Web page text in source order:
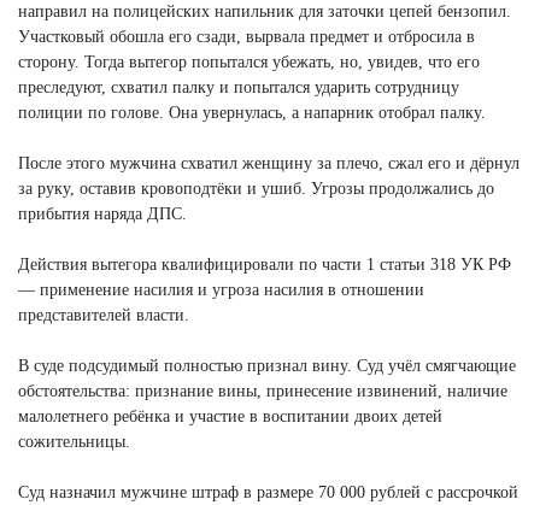
направил на полицейских напильник для заточки цепей бензопил.
Участковый обошла его сзади, вырвала предмет и отбросила в
сторону. Тогда вытегор попытался убежать, но, увидев, что его
преследуют, схватил палку и попытался ударить сотрудницу
полиции по голове. Она увернулась, а напарник отобрал палку.
После этого мужчина схватил женщину за плечо, сжал его и дёрнул
за руку, оставив кровоподтёки и ушиб. Угрозы продолжались до
прибытия наряда ДПС.
Действия вытегора квалифицировали по части 1 статьи 318 УК РФ
— применение насилия и угроза насилия в отношении
представителей власти.
В суде подсудимый полностью признал вину. Суд учёл смягчающие
обстоятельства: признание вины, принесение извинений, наличие
малолетнего ребёнка и участие в воспитании двоих детей
сожительницы.
Суд назначил мужчине штраф в размере 70 000 рублей с рассрочкой